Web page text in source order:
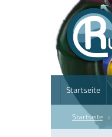
Startseite
Startseite